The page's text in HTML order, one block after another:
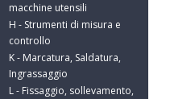
macchine utensili
H - Strumenti di misura e
controllo
K - Marcatura, Saldatura,
Ingrassaggio
L - Fissaggio, sollevamento,